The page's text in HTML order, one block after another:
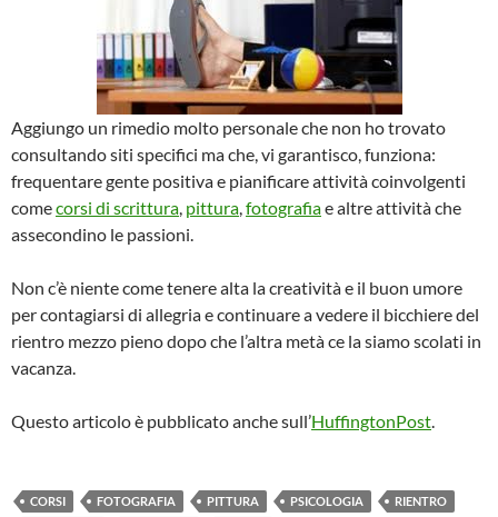
Aggiungo un rimedio molto personale che non ho trovato
consultando siti specifici ma che, vi garantisco, funziona:
frequentare gente positiva e pianificare attività coinvolgenti
comecorsi di scrittura, pittura,fotografiae altre attività che
assecondino le passioni.
Non c’è niente come tenere alta la creatività e il buon umore
per contagiarsi di allegria e continuare a vedere il bicchiere del
rientro mezzo pieno dopo che l’altra metà ce la siamo scolati in
vacanza.
Questo articolo è pubblicato anche sull’HuffingtonPost.
CORSI FOTOGRAFIA PITTURA PSICOLOGIA
RIENTRO